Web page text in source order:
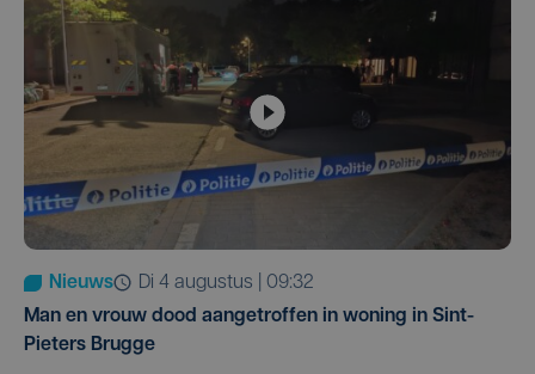
Nieuws
di 4 augustus | 09:32
Man en vrouw dood aangetroffen in woning in Sint-
Pieters Brugge